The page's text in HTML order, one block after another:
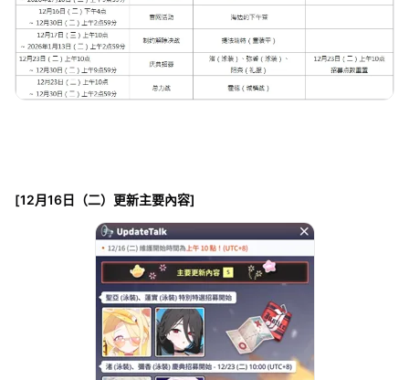
[12月16日（二）更新主要內容]